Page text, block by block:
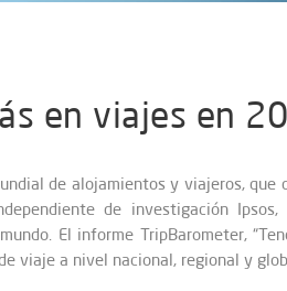
en viajes en
de alojamientos y viajeros, que
de investigación
El informe TripBarometer,
viaje a nivel nacional, regional y